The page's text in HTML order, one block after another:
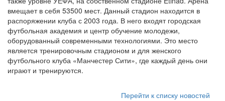
вмещает в себя 53500 мест. Данный стадион находится в
распоряжении клуба с 2003 года. В него входят городская
футбольная академия и центр обучение молодежи,
оборудованный современными технологиями. Это место
является тренировочным стадионом и для женского
футбольного клуба «Манчестер Сити», где каждый день они
играют и тренируются.
Перейти к списку новостей